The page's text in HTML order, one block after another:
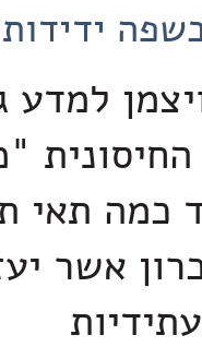
למדע
כמה תאי
אשר